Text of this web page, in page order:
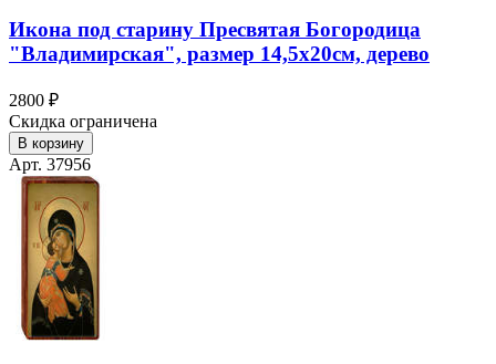
Икона под старину Пресвятая Богородица
"Владимирская", размер 14,5х20см, дерево
2800 ₽
Скидка ограничена
В корзину
Арт. 37956